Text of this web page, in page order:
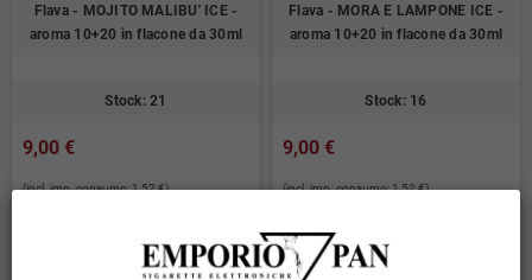
Flava - MOJITO MALIBU' ICE -
aroma 10+20 in flacone da 30ml
Stock: 21
9,00 €
(incl. imp. consumo: 1,52 €)
Flava - MORA E LAMPONE ICE -
aroma 10+20 in flacone da 30ml
Stock: 16
9,00 €
(incl. imp. consumo: 1,52 €)